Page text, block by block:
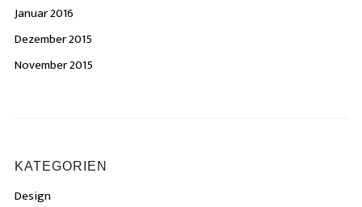
Januar 2016
Dezember 2015
November 2015
KATEGORIEN
Design